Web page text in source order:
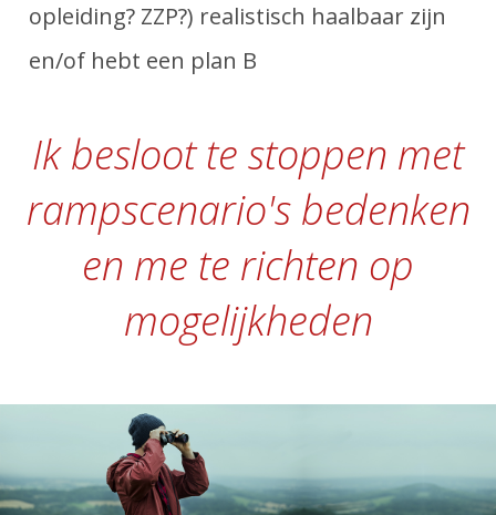
opleiding? ZZP?) realistisch haalbaar zijn
en/of hebt een plan B
Ik besloot te stoppen met
rampscenario's bedenken
en me te richten op
mogelijkheden